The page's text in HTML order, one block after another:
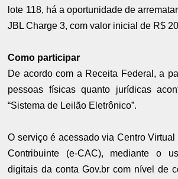
lote 118, há a oportunidade de
JBL Charge 3, com valor inicial de R$
Como participar
De acordo com a Receita Federal, a
pessoas físicas quanto jurídicas
“Sistema de Leilão Eletrônico”.
O serviço é acessado via Centro
Contribuinte (e-CAC), mediante o
digitais da conta Gov.br com nível de